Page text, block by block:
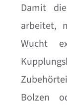
Damit
arbeitet,
Wucht
Bolzen